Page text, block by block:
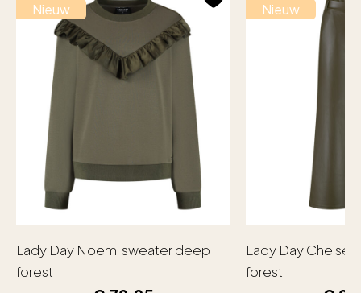
Nieuw
Lady Day Noemi sweater deep
forest
Nieuw
Lady Day
forest